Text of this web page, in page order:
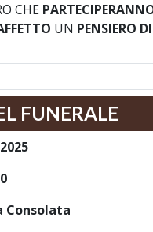
CHE
UN PENSIERO
FUNERALE
Consolata